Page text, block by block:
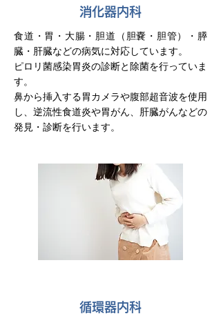
消化器内科
食道・胃・大腸・胆道（胆嚢・胆管）・膵
臓・肝臓などの病気に対応しています。
ピロリ菌感染胃炎の診断と除菌を行っていま
す。
鼻から挿入する胃カメラや腹部超音波を使用
し、逆流性食道炎や胃がん、肝臓がんなどの
発見・診断を行います。
循環器内科